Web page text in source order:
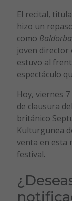
El recital,
hizo un
como
joven director
estuvo al
espectáculo
Hoy, viernes
de clausura
británico
Kulturgunea
venta en esta
festival.